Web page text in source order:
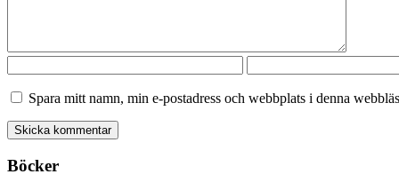
Spara mitt namn, min e-postadress och webbplats i denna
Böcker